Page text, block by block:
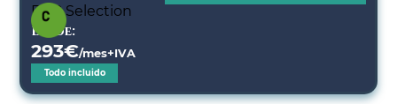
Desde:
293€/mes+IVA
Todo incluido